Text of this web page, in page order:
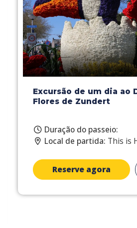
Excursão de um dia ao
Flores de Zundert
Duração do passeio:
Local de partida: This is
Reserve agora